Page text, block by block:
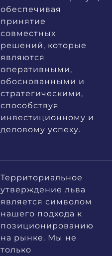
обеспечивая
принятие
совместных
решений, которые
являются
оперативными,
обоснованными и
стратегическими,
способствуя
инвестиционному и
деловому успеху.
Территориальное
утверждение льва
является символом
нашего подхода к
позиционированию
на рынке. Мы не
только